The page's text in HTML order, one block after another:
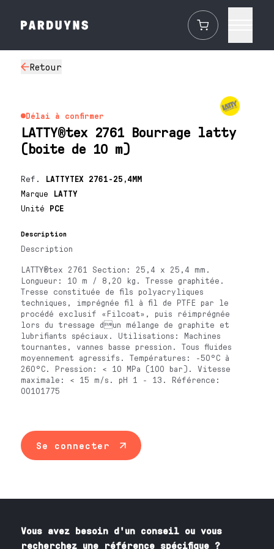
Retour
Délai à confirmer
LATTY®tex 2761 Bourrage latty
(boite de 10 m)
Ref. LATTYTEX 2761-25,4MM
Marque LATTY
Unité PCE
Description
Description
LATTY®tex 2761 Section: 25,4 x 25,4 mm.
Longueur: 10 m / 8,20 kg. Tresse graphitée.
Tresse constituée de fils polyacryliques
techniques, imprégnée fil à fil de PTFE par le
procédé exclusif «Filcoat», puis réimprégnée
lors du tressage dun mélange de graphite et
lubrifiants spéciaux. Utilisations: Machines
tournantes, vannes basse pression. Tous fluides
moyennement agressifs. Températures: -50°C à
260°C. Pression: < 10 MPa (100 bar). Vitesse
maximale: < 15 m/s. pH 1 - 13. Référence:
00101775
Se connecter
Vous avez besoin d'un conseil ou vous
recherchez une référence spécifique ?